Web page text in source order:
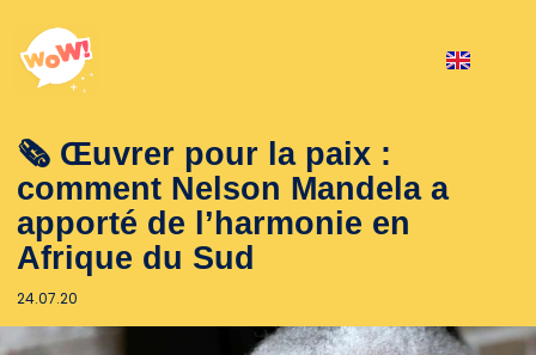
🗞 Œuvrer pour la paix :
comment Nelson Mandela a
apporté de l’harmonie en
Afrique du Sud
24.07.20